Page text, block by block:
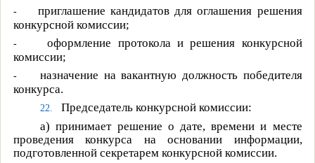
-
приглашение кандидатов для оглашения решения
конкурсной комиссии;
-
оформление протокола и решения конкурсной
комиссии;
-
назначение на вакантную должность победителя
конкурса.
22.
Председатель конкурсной комиссии:
а) принимает решение о дате, времени и месте
проведения конкурса на основании информации,
подготовленной секретарем конкурсной комиссии.